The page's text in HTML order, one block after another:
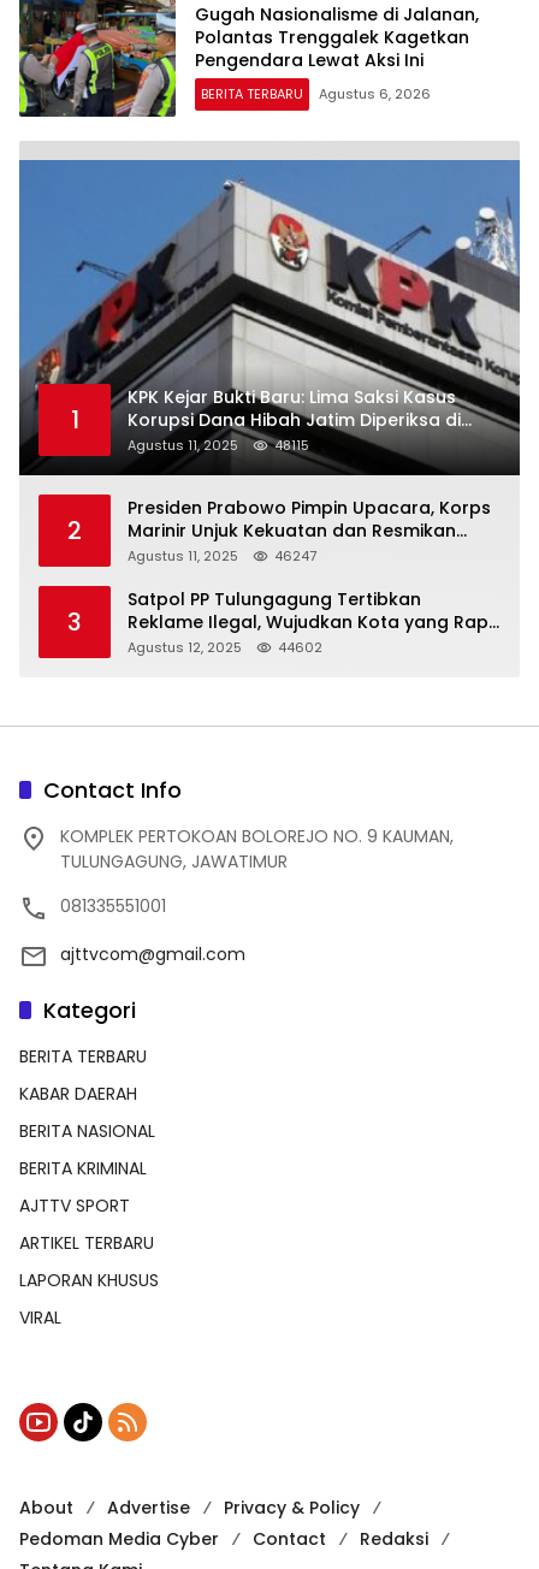
Gugah Nasionalisme di Jalanan,
Polantas Trenggalek Kagetkan
Pengendara Lewat Aksi Ini
BERITA TERBARU Agustus 6, 2026
1
KPK Kejar Bukti Baru: Lima Saksi Kasus
Korupsi Dana Hibah Jatim Diperiksa di
Trenggalek
Agustus 11, 2025 48115
2
Presiden Prabowo Pimpin Upacara, Korps
Marinir Unjuk Kekuatan dan Resmikan
Struktur Baru
Agustus 11, 2025 46247
3
Satpol PP Tulungagung Tertibkan
Reklame Ilegal, Wujudkan Kota yang Rapi
dan Indah
Agustus 12, 2025 44602
Contact Info
KOMPLEK PERTOKOAN BOLOREJO NO. 9 KAUMAN,
TULUNGAGUNG, JAWATIMUR
081335551001
ajttvcom@gmail.com
Kategori
BERITA TERBARU
KABAR DAERAH
BERITA NASIONAL
BERITA KRIMINAL
AJTTV SPORT
ARTIKEL TERBARU
LAPORAN KHUSUS
VIRAL
About Advertise
Privacy & Policy
Pedoman Media Cyber
Contact
Redaksi